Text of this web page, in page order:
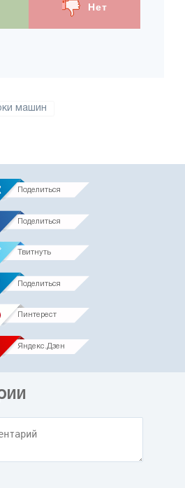
Нет
машин
Поделиться
Поделиться
Твитнуть
Поделиться
Пинтерест
Яндекс.Дзен